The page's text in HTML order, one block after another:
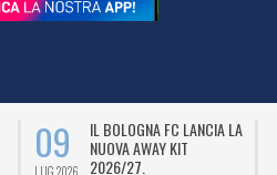
09
IL BOLOGNA FC LANCIA LA
NUOVA AWAY KIT
2026/27.